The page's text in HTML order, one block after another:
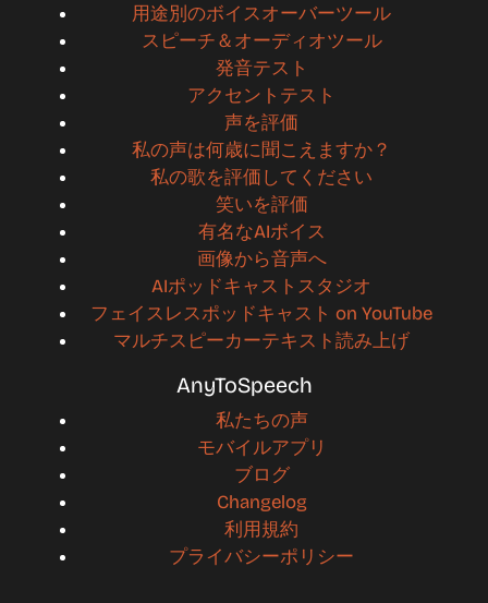
用途別のボイスオーバーツール
スピーチ＆オーディオツール
発音テスト
アクセントテスト
声を評価
私の声は何歳に聞こえますか？
私の歌を評価してください
笑いを評価
有名なAIボイス
画像から音声へ
AIポッドキャストスタジオ
フェイスレスポッドキャスト on YouTube
マルチスピーカーテキスト読み上げ
AnyToSpeech
私たちの声
モバイルアプリ
ブログ
Changelog
利用規約
プライバシーポリシー